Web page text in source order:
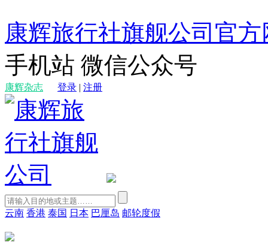
康辉旅行社旗舰公司官方
手机站 微信公众号
康辉杂志 登录 | 注册
云南 香港 泰国 日本 巴厘岛 邮轮度假